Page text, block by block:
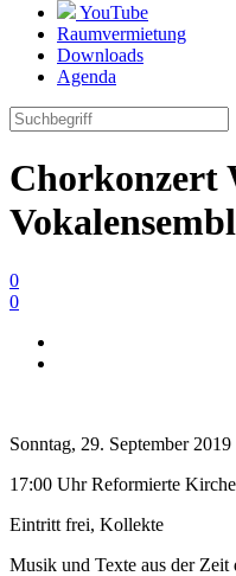
YouTube
Raumvermietung
Downloads
Agenda
Chorkonzert
0
0
Sonntag, 29. September 2019
17:00 Uhr Reformierte
Eintritt frei, Kollekte
Musik und Texte aus der